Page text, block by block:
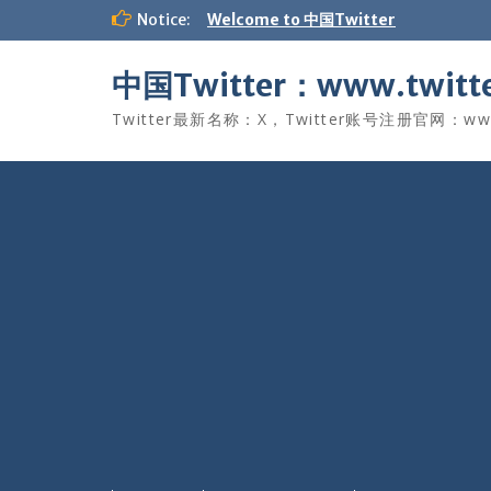
Notice: Welcome to 中国Twitter
中国Twitter：
Twitter最新名称：X，Twitter账号注册官网：